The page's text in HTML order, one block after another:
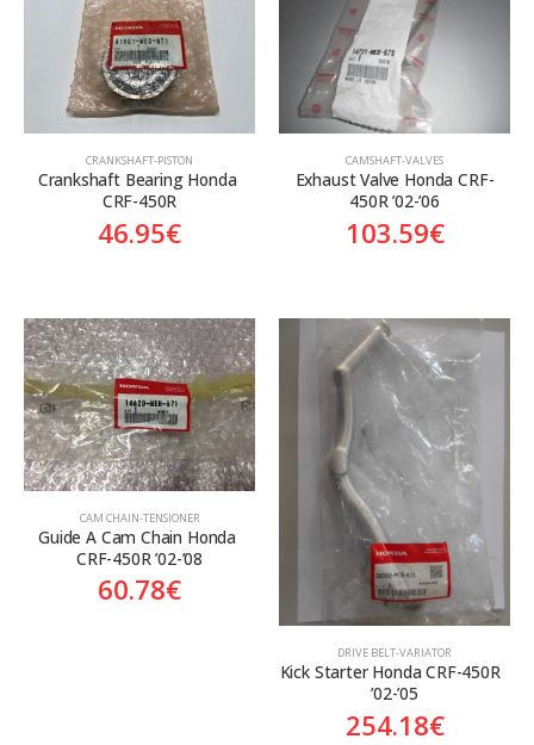
CRANKSHAFT-PISTON
Crankshaft Bearing Honda
CRF-450R
46.95€
CAMSHAFT-VALVES
Exhaust Valve Honda CRF-
450R ’02-’06
103.59€
CAM CHAIN-TENSIONER
Guide A Cam Chain Honda
CRF-450R ’02-’08
60.78€
DRIVE BELT-VARIATOR
Kick Starter Honda CRF-450R
’02-’05
254.18€